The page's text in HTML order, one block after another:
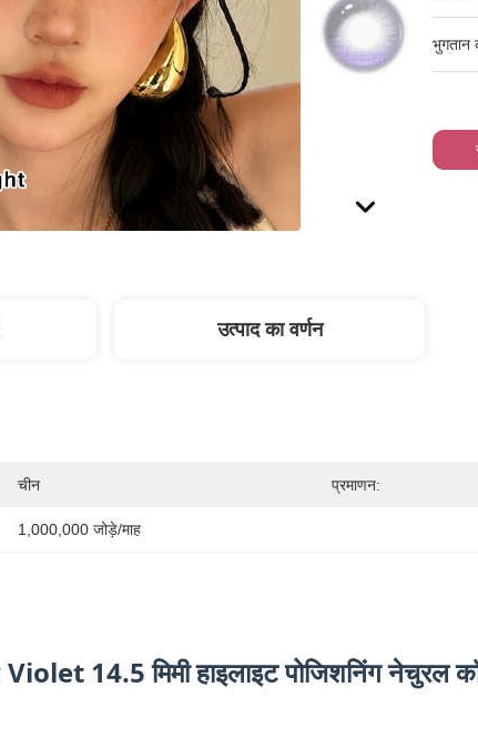
भुगतान
उत्पाद का वर्णन
चीन प्रमाणन:
1,000,000 जोड़े/माह
14.5 मिमी हाइलाइट पोजिशनिंग